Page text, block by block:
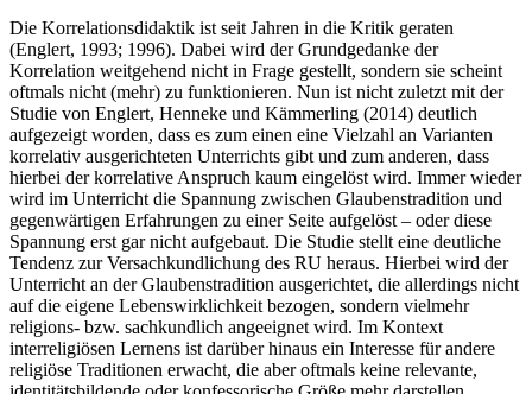
Die Korrelationsdidaktik ist seit Jahren in die Kritik geraten
(Englert, 1993; 1996). Dabei wird der Grundgedanke der
Korrelation weitgehend nicht in Frage gestellt, sondern sie scheint
oftmals nicht (mehr) zu funktionieren. Nun ist nicht zuletzt mit der
Studie von Englert, Henneke und Kämmerling (2014) deutlich
aufgezeigt worden, dass es zum einen eine Vielzahl an Varianten
korrelativ ausgerichteten Unterrichts gibt und zum anderen, dass
hierbei der korrelative Anspruch kaum eingelöst wird. Immer wieder
wird im Unterricht die Spannung zwischen Glaubenstradition und
gegenwärtigen Erfahrungen zu einer Seite aufgelöst – oder diese
Spannung erst gar nicht aufgebaut. Die Studie stellt eine deutliche
Tendenz zur Versachkundlichung des RU heraus. Hierbei wird der
Unterricht an der Glaubenstradition ausgerichtet, die allerdings nicht
auf die eigene Lebenswirklichkeit bezogen, sondern vielmehr
religions- bzw. sachkundlich angeeignet wird. Im Kontext
interreligiösen Lernens ist darüber hinaus ein Interesse für andere
religiöse Traditionen erwacht, die aber oftmals keine relevante,